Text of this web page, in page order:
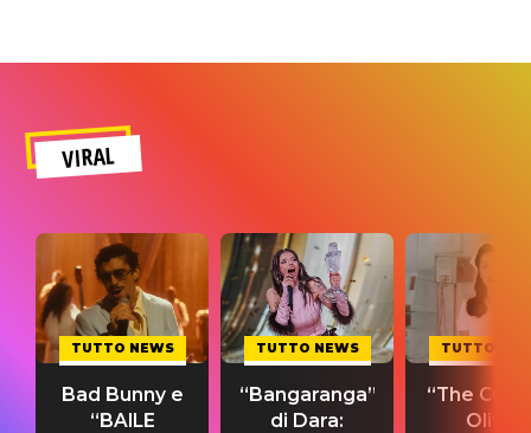
VIRAL
TUTTO NEWS
Bad Bunny e
“BAILE
TUTTO NEWS
“Bangaranga”
di Dara:
TUTTO
“The
Olivia